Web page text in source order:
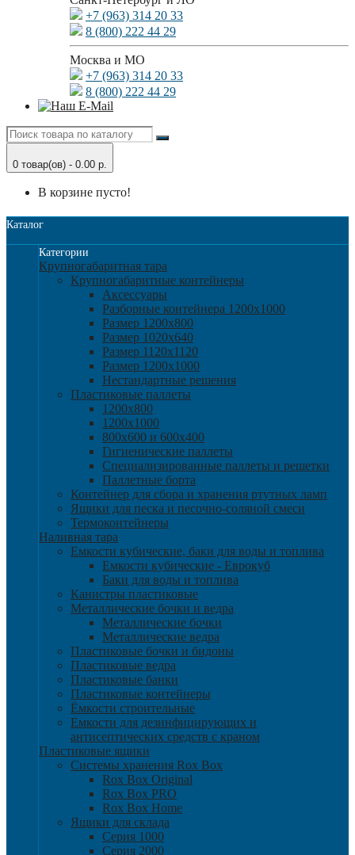
+7 (963) 314 20 33
8 (800) 222 44 29
Москва и МО
+7 (963) 314 20 33
8 (800) 222 44 29
0 товар(ов) - 0.00 р.
В корзине пусто!
Каталог
Категории
Крупногабаритная тара
Крупногабаритные контейнеры
Аксессуары
Разборные контейнера 1200х1000
Размер 1200х800
Размер 1020х640
Размер 1120х1120
Размер 1200х1000
Нестандартные решения
Пластиковые паллеты
1200х800
1200х1000
800х600 и 600х400
Гигиенические паллеты
Специализированные паллеты и решетки
Паллетные борта
Контейнер для сбора и хранения ртутных ламп
Ящики для песка и песочно-соляной смеси
Термоконтейнеры
Наливная тара
Емкости кубические, баки для воды и топлива
Емкости кубические - Еврокуб
Баки для воды и топлива
Канистры пластиковые
Металлические бочки и ведра
Металлические бочки
Металлические ведра
Пластиковые бочки и бидоны
Пластиковые ведра
Пластиковые банки
Пластиковые контейнеры
Ёмкости строительные
Емкости для дезинфицирующих и
антисептических средств с краном
Пластиковые ящики
Системы хранения Rox Box
Rox Box Original
Rox Box PRO
Rox Box Home
Ящики для склада
Серия 1000
Серия 2000